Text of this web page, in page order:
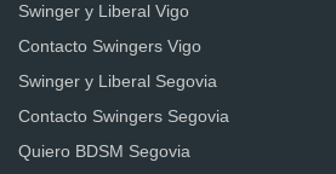
Swinger y Liberal Vigo
Contacto Swingers Vigo
Swinger y Liberal Segovia
Contacto Swingers Segovia
Quiero BDSM Segovia